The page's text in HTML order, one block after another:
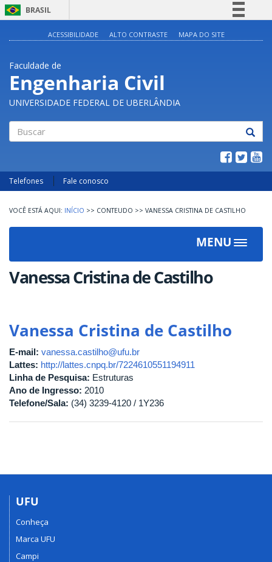
BRASIL
Legislação
Canais
ACESSIBILIDADE ALTO CONTRASTE MAPA DO SITE
Faculdade de
Engenharia Civil
UNIVERSIDADE FEDERAL DE UBERLÂNDIA
Telefones Fale conosco
INÍCIO >> CONTEUDO >> VANESSA CRISTINA DE CASTILHO
MENU
Toggle
Vanessa Cristina de Castilho
Vanessa Cristina de Castilho
E-mail: vanessa.castilho@ufu.br
Lattes: http://lattes.cnpq.br/7224610551194911
Linha de Pesquisa: Estruturas
Ano de Ingresso: 2010
Telefone/Sala: (34) 3239-4120 / 1Y236
UFU
Conheça
Marca UFU
Campi